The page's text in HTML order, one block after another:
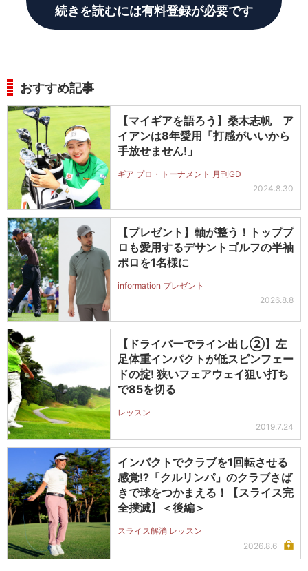
続きを読むには有料登録が必要です
おすすめ記事
【マイギアを語ろう】桑木志帆 ア
イアンは8年愛用「打感がいいから
手放せません!」
ギア プロ・トーナメント 月刊GD
2024.8.30
【プレゼント】軸が整う！トッププ
ロも愛用するデサントゴルフの半袖
ポロを1名様に
information プレゼント
2026.8.8
【ドライバーでライン出し②】左
足体重インパクトが低スピンフェー
ドの掟! 狭いフェアウェイ狙い打ち
で85を切る
レッスン
2019.7.24
インパクトでクラブを1回転させる
感覚!?「クルリンパ」のクラブさば
きで球をつかまえる！【スライス完
全撲滅】＜後編＞
スライス解消 レッスン
2026.8.6